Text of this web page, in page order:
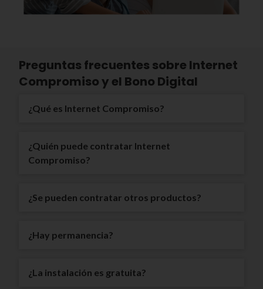
Preguntas frecuentes sobre Internet
Compromiso y el Bono Digital
¿Qué es Internet Compromiso?
¿Quién puede contratar Internet
Compromiso?
¿Se pueden contratar otros productos?
¿Hay permanencia?
¿La instalación es gratuita?